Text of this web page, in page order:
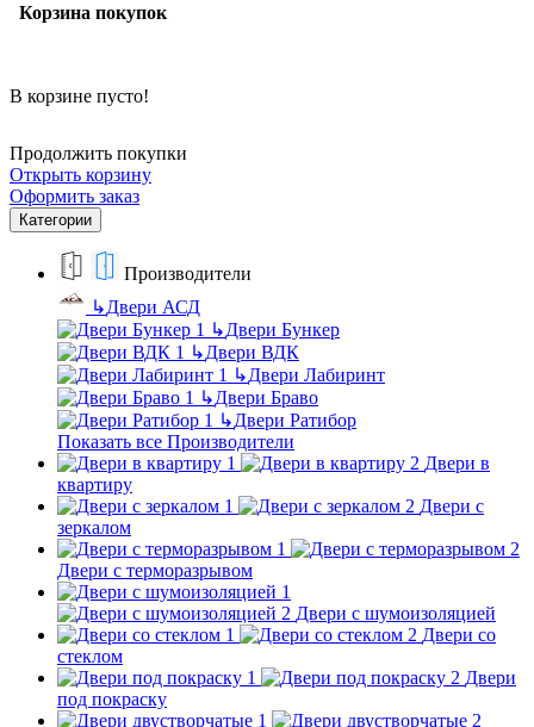
Корзина покупок
В корзине пусто!
Продолжить покупки
Открыть корзину
Оформить заказ
Категории
Производители
↳Двери АСД
↳Двери Бункер
↳Двери ВДК
↳Двери Лабиринт
↳Двери Браво
↳Двери Ратибор
Показать все Производители
Двери в
квартиру
Двери с
зеркалом
Двери с терморазрывом
Двери с шумоизоляцией
Двери со
стеклом
Двери
под покраску